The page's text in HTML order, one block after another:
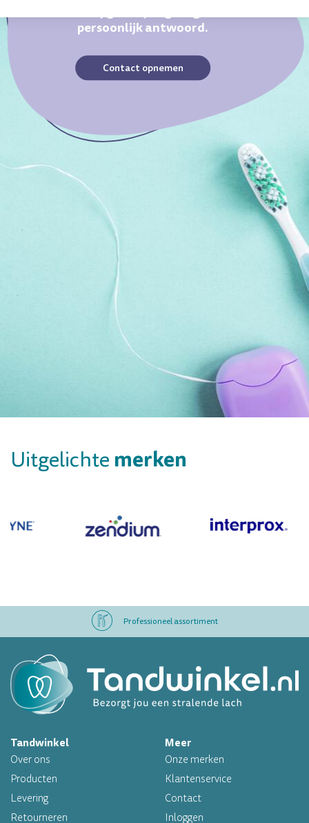
persoonlijk antwoord.
Contact opnemen
Uitgelichte merken
Professioneel assortiment
Op werkdagen voor 16.00 uur besteld, morgen in huis
Professioneel assortiment
Altijd op voorraad
Tandwinkel
Over ons
Producten
Levering
Retourneren
Meer
Onze merken
Klantenservice
Contact
Inloggen